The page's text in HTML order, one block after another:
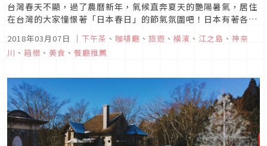
台灣春天不顯，過了農曆新年，氣候直奔夏天的艷陽暑氣，居住
在台灣的大家憧憬著「日本春日」的節氣氛圍吧！日本有著各式
感受春日魅力的場所，無論是淡粉色的櫻花、柔和陽光灑落葉子
縫隙落下的光影、平和祥靜的春日海邊等，讓人難以取捨。本次
特別蒐羅介紹東京近郊神奈川縣內日本人感受「日常生活中的春
2018年03月07日 ｜ 下午茶 、 咖啡廳 、 旅遊 、 橫濱 、 江之島 、 神奈
川 、 箱根 、 美食 、 餐廳推薦